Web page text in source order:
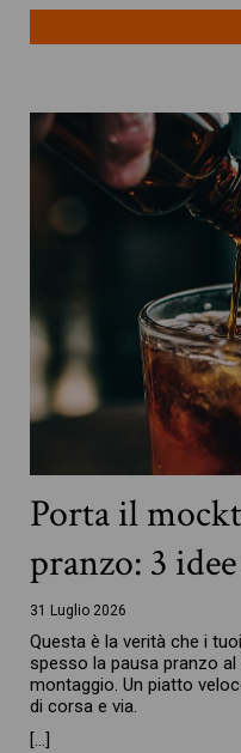
Porta il
pranzo: 3
31 Luglio 2026
Questa è la verità che i
spesso la pausa pranzo
montaggio. Un piatto
di corsa e via.
[…]